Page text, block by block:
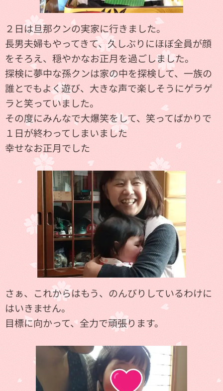
２日は旦那クンの実家に行きました。
長男夫婦もやってきて、久しぶりにほぼ全員が顔
をそろえ、穏やかなお正月を過ごしました。
探検に夢中な孫クンは家の中を探検して、一族の
誰とでもよく遊び、大きな声で楽しそうにゲラゲ
ラと笑っていました。
その度にみんなで大爆笑をして、笑ってばかりで
１日が終わってしまいました💦
幸せなお正月でした💖
さぁ、これからはもう、のんびりしているわけに
はいきません。
目標に向かって、全力で頑張ります。